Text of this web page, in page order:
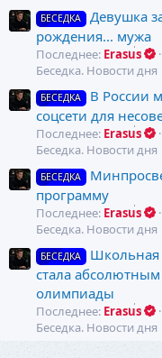
БЕСЕДКА
Девушка
рождения... мужа
Последнее: Erasus
Беседка. Новости дня
БЕСЕДКА
В России
соцсети для
Последнее: Erasus
Беседка. Новости дня
БЕСЕДКА
программу
Последнее: Erasus
Беседка. Новости дня
БЕСЕДКА
Школьная
стала
олимпиады
Последнее: Erasus
Беседка. Новости дня